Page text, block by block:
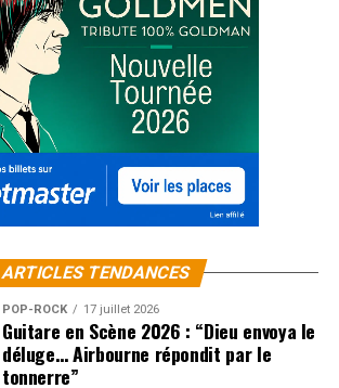
ARTICLES TENDANCES
POP-ROCK 17 juillet 2026
Guitare en Scène 2026 : “Dieu envoya le
déluge… Airbourne répondit par le
tonnerre”